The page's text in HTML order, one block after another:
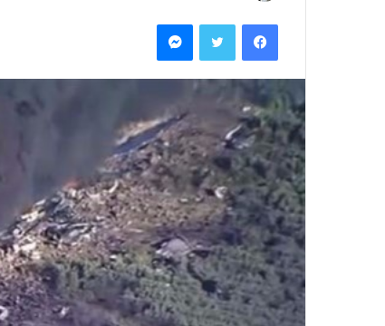
س
ب
ي
د
ا
ل
ك
ت
ر
و
ن
فيسبوك